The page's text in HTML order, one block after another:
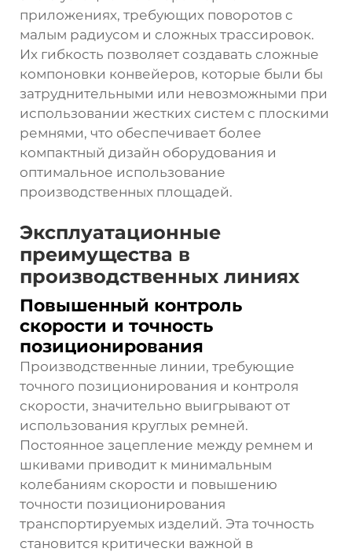
приложениях, требующих поворотов с
малым радиусом и сложных трассировок.
Их гибкость позволяет создавать сложные
компоновки конвейеров, которые были бы
затруднительными или невозможными при
использовании жестких систем с плоскими
ремнями, что обеспечивает более
компактный дизайн оборудования и
оптимальное использование
производственных площадей.
Эксплуатационные
преимущества в
производственных линиях
Повышенный контроль
скорости и точность
позиционирования
Производственные линии, требующие
точного позиционирования и контроля
скорости, значительно выигрывают от
использования круглых ремней.
Постоянное зацепление между ремнем и
шкивами приводит к минимальным
колебаниям скорости и повышению
точности позиционирования
транспортируемых изделий. Эта точность
становится критически важной в